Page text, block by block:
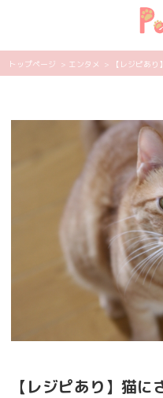
トップページ > エンタメ > 【レジピあり
【レジピあり】猫